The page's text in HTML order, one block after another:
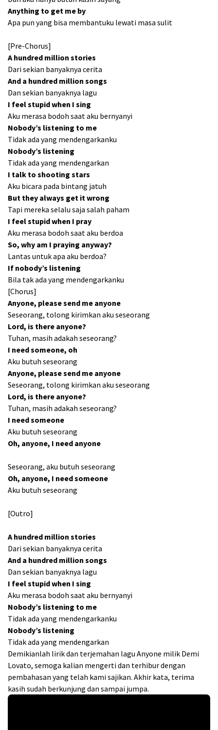
Anything to get me by
Apa pun yang bisa membantuku lewati masa sulit
[Pre-Chorus]
A hundred million stories
Dari sekian banyaknya cerita
And a hundred million songs
Dan sekian banyaknya lagu
I feel stupid when I sing
Aku merasa bodoh saat aku bernyanyi
Nobody’s listening to me
Tidak ada yang mendengarkanku
Nobody’s listening
Tidak ada yang mendengarkan
I talk to shooting stars
Aku bicara pada bintang jatuh
But they always get it wrong
Tapi mereka selalu saja salah paham
I feel stupid when I pray
Aku merasa bodoh saat aku berdoa
So, why am I praying anyway?
Lantas untuk apa aku berdoa?
If nobody’s listening
Bila tak ada yang mendengarkanku
[Chorus]
Anyone, please send me anyone
Seseorang, tolong kirimkan aku seseorang
Lord, is there anyone?
Tuhan, masih adakah seseorang?
I need someone, oh
Aku butuh seseorang
Anyone, please send me anyone
Seseorang, tolong kirimkan aku seseorang
Lord, is there anyone?
Tuhan, masih adakah seseorang?
I need someone
Aku butuh seseorang
Oh, anyone, I need anyone
Seseorang, aku butuh seseorang
Oh, anyone, I need someone
Aku butuh seseorang
[Outro]
A hundred million stories
Dari sekian banyaknya cerita
And a hundred million songs
Dan sekian banyaknya lagu
I feel stupid when I sing
Aku merasa bodoh saat aku bernyanyi
Nobody’s listening to me
Tidak ada yang mendengarkanku
Nobody’s listening
Tidak ada yang mendengarkan
Demikianlah lirik dan terjemahan lagu Anyone milik Demi
Lovato, semoga kalian mengerti dan terhibur dengan
pembahasan yang telah kami sajikan. Akhir kata, terima
kasih sudah berkunjung dan sampai jumpa.